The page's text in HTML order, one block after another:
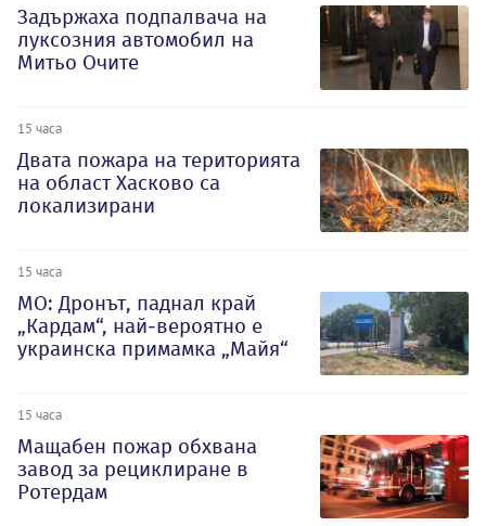
Задържаха подпалвача на
луксозния автомобил на
Митьо Очите
15 часа
Двата пожара на територията
на област Хасково са
локализирани
15 часа
МО: Дронът, паднал край
„Кардам“, най-вероятно е
украинска примамка „Майя“
15 часа
Мащабен пожар обхвана
завод за рециклиране в
Ротердам